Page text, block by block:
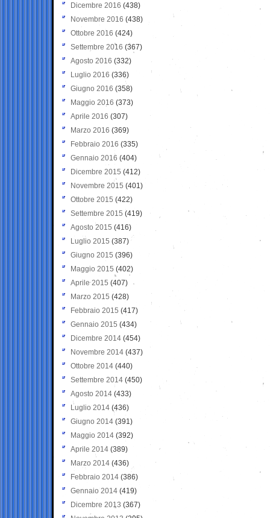
Dicembre 2016 (438)
Novembre 2016 (438)
Ottobre 2016 (424)
Settembre 2016 (367)
Agosto 2016 (332)
Luglio 2016 (336)
Giugno 2016 (358)
Maggio 2016 (373)
Aprile 2016 (307)
Marzo 2016 (369)
Febbraio 2016 (335)
Gennaio 2016 (404)
Dicembre 2015 (412)
Novembre 2015 (401)
Ottobre 2015 (422)
Settembre 2015 (419)
Agosto 2015 (416)
Luglio 2015 (387)
Giugno 2015 (396)
Maggio 2015 (402)
Aprile 2015 (407)
Marzo 2015 (428)
Febbraio 2015 (417)
Gennaio 2015 (434)
Dicembre 2014 (454)
Novembre 2014 (437)
Ottobre 2014 (440)
Settembre 2014 (450)
Agosto 2014 (433)
Luglio 2014 (436)
Giugno 2014 (391)
Maggio 2014 (392)
Aprile 2014 (389)
Marzo 2014 (436)
Febbraio 2014 (386)
Gennaio 2014 (419)
Dicembre 2013 (367)